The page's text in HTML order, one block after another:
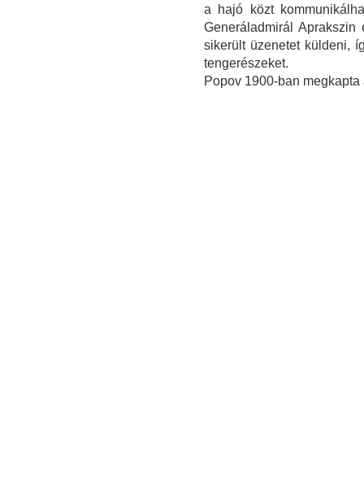
a hajó közt
Generáladmirál
sikerült üzenetet küldeni,
tengerészeket.
Popov 1900-ban